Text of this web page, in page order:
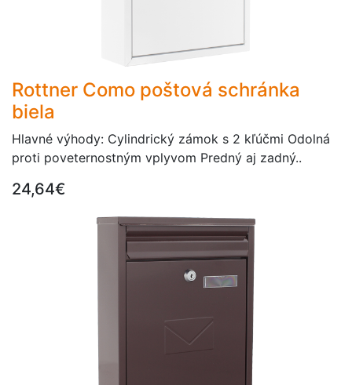
Rottner Como poštová schránka
biela
Hlavné výhody: Cylindrický zámok s 2 kľúčmi Odolná
proti poveternostným vplyvom Predný aj zadný..
24,64€